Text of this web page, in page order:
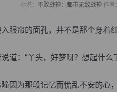
小说： 不败战神：都市无敌战神 作者
帘的面孔，并不是那个身着
：“丫头，好梦呀？想起什么
为那段记忆而慌乱不安的心